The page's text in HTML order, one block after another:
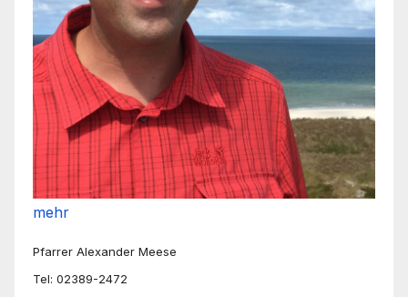
mehr
Pfarrer Alexander Meese
Tel: 02389-2472